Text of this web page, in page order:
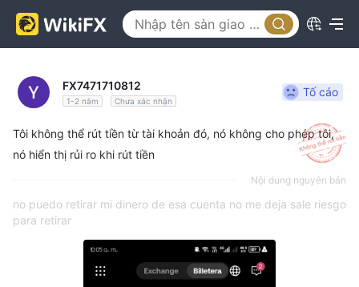
FX7471710812
1-2 năm Chưa xác nhận
Tố cáo
Tôi không thể rút tiền từ tài khoản đó, nó không cho phép tôi,
nó hiển thị rủi ro khi rút tiền
Nội dung nguyên bản
no puedo retirar mi dinero de esa cuenta no me deja sale riesgo
para retirar